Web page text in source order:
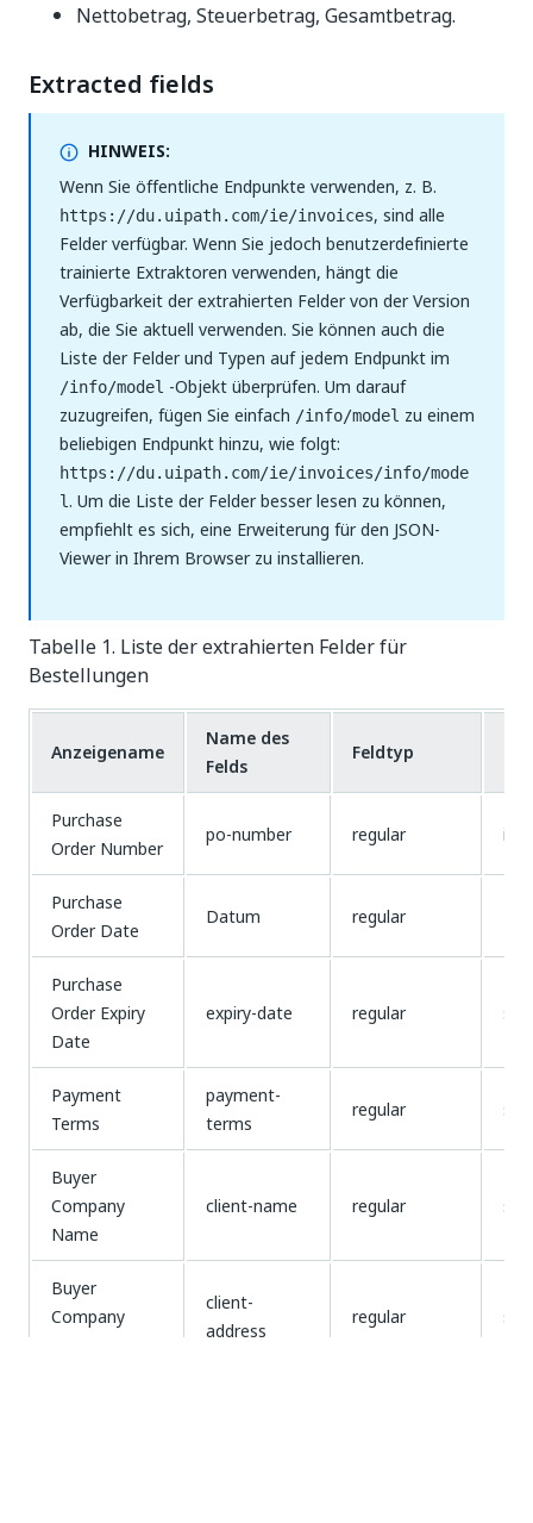
Nettobetrag, Steuerbetrag, Gesamtbetrag.
Extracted fields
HINWEIS:
Wenn Sie öffentliche Endpunkte verwenden, z. B.
https://du.uipath.com/ie/invoices, sind alle
Felder verfügbar. Wenn Sie jedoch benutzerdefinierte
trainierte Extraktoren verwenden, hängt die
Verfügbarkeit der extrahierten Felder von der Version
ab, die Sie aktuell verwenden. Sie können auch die
Liste der Felder und Typen auf jedem Endpunkt im
/info/model -Objekt überprüfen. Um darauf
zuzugreifen, fügen Sie einfach /info/model zu einem
beliebigen Endpunkt hinzu, wie folgt:
https://du.uipath.com/ie/invoices/info/mode
l. Um die Liste der Felder besser lesen zu können,
empfiehlt es sich, eine Erweiterung für den JSON-
Viewer in Ihrem Browser zu installieren.
Tabelle 1. Liste der extrahierten Felder für
Bestellungen
Anzeigename
Name des
Felds
Feldtyp
Purchase
Order Number
po-number regular id-
Purchase
Order Date
Datum regular
Purchase
Order Expiry
Date
expiry-date regular
Payment
Terms
payment-
terms
regular
Buyer
Company
Name
client-name regular
Buyer
Company
client-
address
regular